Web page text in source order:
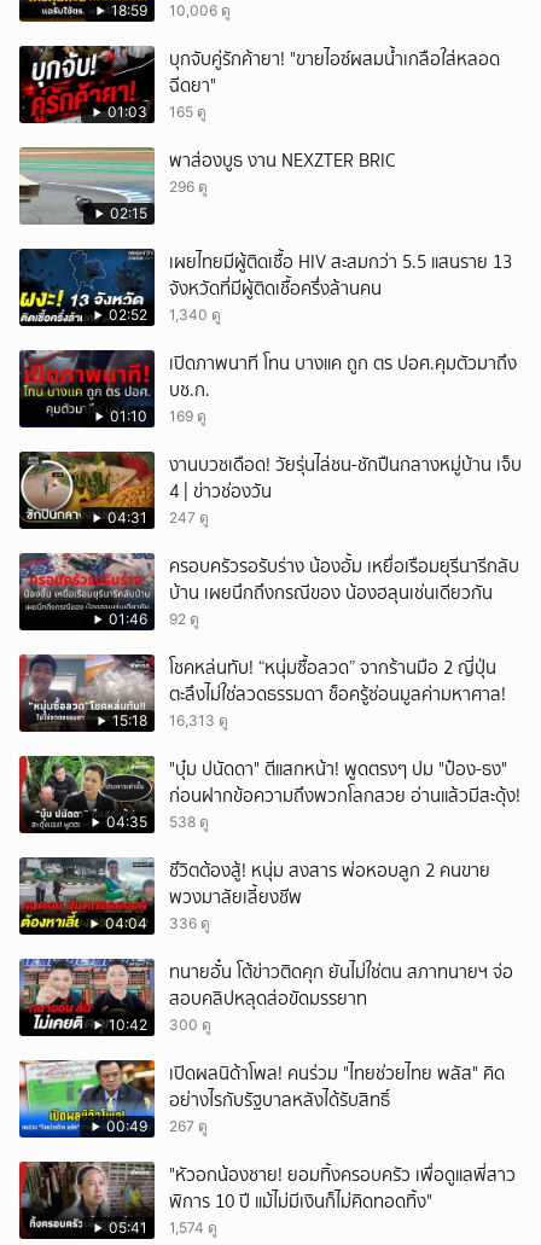
18:59 10,006 ดู
01:03
บุกจับคู่รักค้ายา! "ขายไอซ์ผสมน้ำเกลือใส่หลอด
ฉีดยา"
165 ดู
02:15
พาส่องบูธ งาน NEXZTER BRIC
296 ดู
02:52
เผยไทยมีผู้ติดเชื้อ HIV สะสมกว่า 5.5 แสนราย 13
จังหวัดที่มีผู้ติดเชื้อครึ่งล้านคน
1,340 ดู
01:10
เปิดภาพนาที โทน บางแค ถูก ตร ปอศ.คุมตัวมาถึง
บช.ก.
169 ดู
04:31
งานบวชเดือด! วัยรุ่นไล่ชน-ชักปืนกลางหมู่บ้าน เจ็บ
4 | ข่าวช่องวัน
247 ดู
01:46
ครอบครัวรอรับร่าง น้องอั้ม เหยื่อเรือมยุรีนารีกลับ
บ้าน เผยนึกถึงกรณีของ น้องฮลุนเช่นเดียวกัน
92 ดู
15:18
โชคหล่นทับ! “หนุ่มซื้อลวด” จากร้านมือ 2 ญี่ปุ่น
ตะลึงไม่ใช่ลวดธรรมดา ช็อครู้ซ่อนมูลค่ามหาศาล!
16,313 ดู
04:35
"บุ๋ม ปนัดดา" ตีแสกหน้า! พูดตรงๆ ปม "ป๋อง-ธง"
ก่อนฝากข้อความถึงพวกโลกสวย อ่านแล้วมีสะดุ้ง!
538 ดู
04:04
ชึวิตต้องสู้! หนุ่ม สงสาร พ่อหอบลูก 2 คนขาย
พวงมาลัยเลี้ยงชีพ
336 ดู
10:42
ทนายอั๋น โต้ข่าวติดคุก ยันไม่ใช่ตน สภาทนายฯ จ่อ
สอบคลิปหลุดส่อขัดมรรยาท
300 ดู
00:49
เปิดผลนิด้าโพล! คนร่วม "ไทยช่วยไทย พลัส" คิด
อย่างไรกับรัฐบาลหลังได้รับสิทธิ์
267 ดู
05:41
"หัวอกน้องชาย! ยอมทิ้งครอบครัว เพื่อดูแลพี่สาว
พิการ 10 ปี แม้ไม่มีเงินก็ไม่คิดทอดทิ้ง"
1,574 ดู